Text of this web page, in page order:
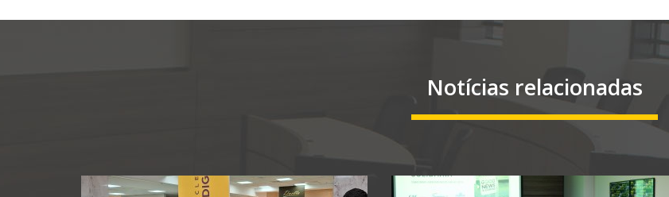
Notícias relacionadas